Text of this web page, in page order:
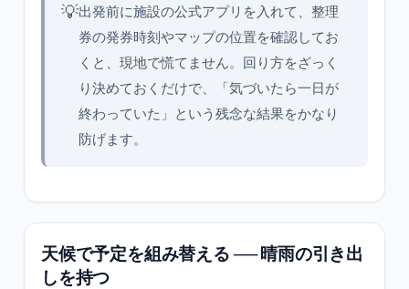
💡出発前に施設の公式アプリを入れて、整理
券の発券時刻やマップの位置を確認してお
くと、現地で慌てません。回り方をざっく
り決めておくだけで、「気づいたら一日が
終わっていた」という残念な結果をかなり
防げます。
天候で予定を組み替える ── 晴雨の引き出
しを持つ